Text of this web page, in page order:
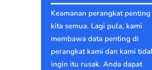
Keamanan perangkat
kita semua. Lagi pula, kami
membawa data penting di
perangkat kami dan kami
ingin itu rusak. Anda dapat